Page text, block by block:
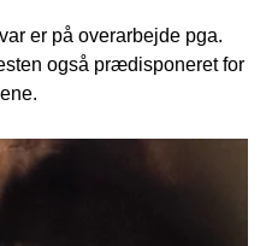
CURB CHAINS
ROPE
NUMMERHOLDER
- STRÅHAT ELLER
er på overarbejde pga.
også prædisponeret for